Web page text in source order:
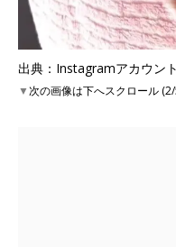
出典：Instagramアカウン
▼次の画像は下へスクロール